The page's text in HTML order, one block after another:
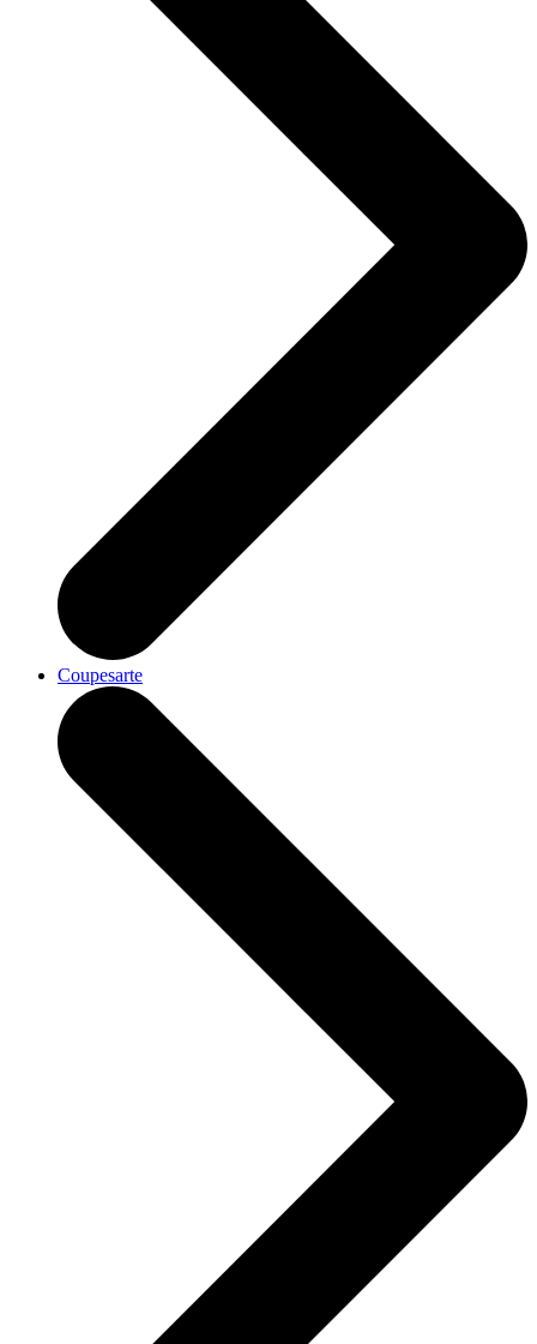
Coupesarte